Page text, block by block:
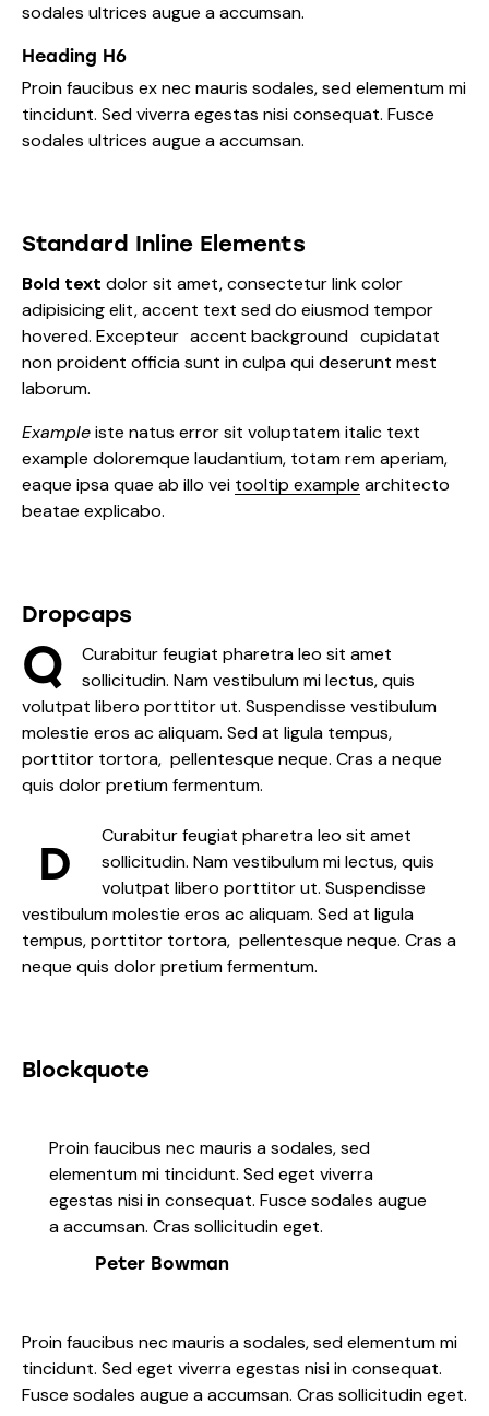
sodales ultrices augue a accumsan.
Heading H6
Proin faucibus ex nec mauris sodales, sed elementum mi
tincidunt. Sed viverra egestas nisi consequat. Fusce
sodales ultrices augue a accumsan.
Standard Inline Elements
Bold text dolor sit amet, consecteturlink color
adipisicing elit, accent text sed do eiusmod tempor
hovered. Excepteur accent background cupidatat
non proident officia sunt in culpa qui deserunt mest
laborum.
Exampleiste natus error sit voluptatem italic text
example doloremque laudantium, totam rem aperiam,
eaque ipsa quae ab illo vei tooltip example architecto
beatae explicabo.
Dropcaps
Q
Curabitur feugiat pharetra leo sit amet
sollicitudin. Nam vestibulum mi lectus, quis
volutpat libero porttitor ut. Suspendisse vestibulum
molestie eros ac aliquam. Sed at ligula tempus,
porttitor tortora, pellentesque neque. Cras a neque
quis dolor pretium fermentum.
D
Curabitur feugiat pharetra leo sit amet
sollicitudin. Nam vestibulum mi lectus, quis
volutpat libero porttitor ut. Suspendisse
vestibulum molestie eros ac aliquam. Sed at ligula
tempus, porttitor tortora, pellentesque neque. Cras a
neque quis dolor pretium fermentum.
Blockquote
Proin faucibus nec mauris a sodales, sed
elementum mi tincidunt. Sed eget viverra
egestas nisi in consequat. Fusce sodales augue
a accumsan. Cras sollicitudin eget.
Peter Bowman
Proin faucibus nec mauris a sodales, sed elementum mi
tincidunt. Sed eget viverra egestas nisi in consequat.
Fusce sodales augue a accumsan. Cras sollicitudin eget.